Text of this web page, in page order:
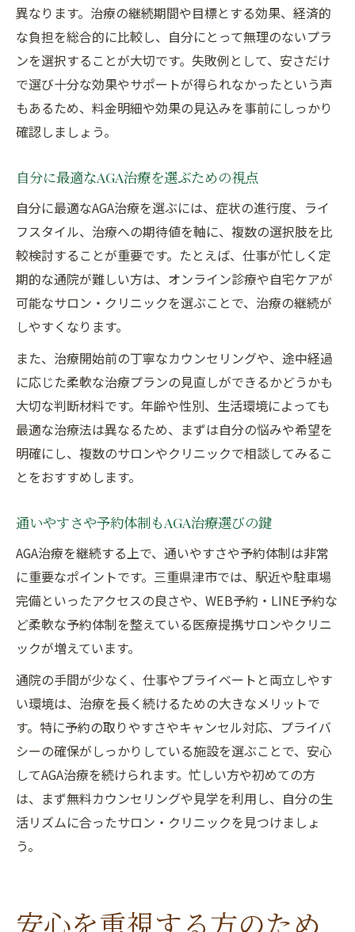
異なります。治療の継続期間や目標とする効果、経済的
な負担を総合的に比較し、自分にとって無理のないプラ
ンを選択することが大切です。失敗例として、安さだけ
で選び十分な効果やサポートが得られなかったという声
もあるため、料金明細や効果の見込みを事前にしっかり
確認しましょう。
自分に最適なAGA治療を選ぶための視点
自分に最適なAGA治療を選ぶには、症状の進行度、ライ
フスタイル、治療への期待値を軸に、複数の選択肢を比
較検討することが重要です。たとえば、仕事が忙しく定
期的な通院が難しい方は、オンライン診療や自宅ケアが
可能なサロン・クリニックを選ぶことで、治療の継続が
しやすくなります。
また、治療開始前の丁寧なカウンセリングや、途中経過
に応じた柔軟な治療プランの見直しができるかどうかも
大切な判断材料です。年齢や性別、生活環境によっても
最適な治療法は異なるため、まずは自分の悩みや希望を
明確にし、複数のサロンやクリニックで相談してみるこ
とをおすすめします。
通いやすさや予約体制もAGA治療選びの鍵
AGA治療を継続する上で、通いやすさや予約体制は非常
に重要なポイントです。三重県津市では、駅近や駐車場
完備といったアクセスの良さや、WEB予約・LINE予約な
ど柔軟な予約体制を整えている医療提携サロンやクリニ
ックが増えています。
通院の手間が少なく、仕事やプライベートと両立しやす
い環境は、治療を長く続けるための大きなメリットで
す。特に予約の取りやすさやキャンセル対応、プライバ
シーの確保がしっかりしている施設を選ぶことで、安心
してAGA治療を続けられます。忙しい方や初めての方
は、まず無料カウンセリングや見学を利用し、自分の生
活リズムに合ったサロン・クリニックを見つけましょ
う。
安心を重視する方のため